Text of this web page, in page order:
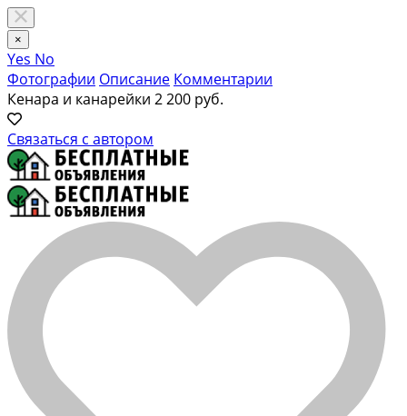
×
Yes No
Фотографии Описание Комментарии
Кенара и канарейки 2 200 руб.
Связаться с автором